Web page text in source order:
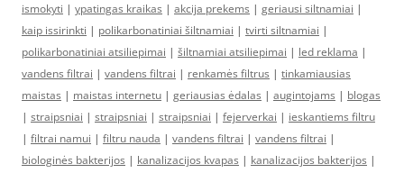
ismokyti | ypatingas kraikas | akcija prekems | geriausi siltnamiai |
kaip issirinkti | polikarbonatiniai šiltnamiai | tvirti siltnamiai |
polikarbonatiniai atsiliepimai | šiltnamiai atsiliepimai | led reklama |
vandens filtrai | vandens filtrai | renkamės filtrus | tinkamiausias
maistas | maistas internetu | geriausias ėdalas | augintojams | blogas
| straipsniai | straipsniai | straipsniai | fejerverkai | ieskantiems filtru
| filtrai namui | filtru nauda | vandens filtrai | vandens filtrai |
biologinės bakterijos | kanalizacijos kvapas | kanalizacijos bakterijos |